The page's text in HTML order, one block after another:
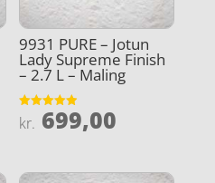
9931 PURE – Jotun
Lady Supreme Finish
– 2.7 L – Maling
Vurderet
4.9
kr. 699,00